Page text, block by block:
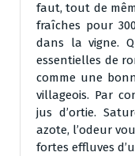
faut, tout de
fraîches pour
dans la vigne.
essentielles de
comme une
villageois. Par
jus d’ortie.
azote, l’odeur
fortes effluves